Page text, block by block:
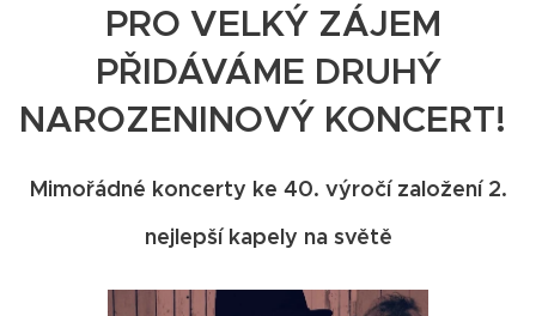
PRO VELKÝ ZÁJEM
PŘIDÁVÁME DRUHÝ
NAROZENINOVÝ KONCERT!
Mimořádné koncerty ke 40. výročí založení 2.
nejlepší kapely na světě